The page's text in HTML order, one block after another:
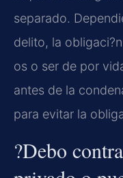
separado.
delito, la
os o ser de por
antes de la
para evitar la
?Debo